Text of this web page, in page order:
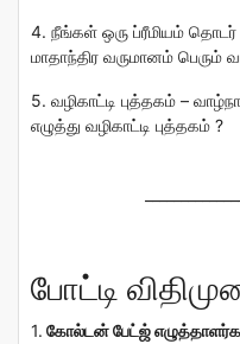
4. நீங்கள் ஒரு ப்ரீமியம் தொடர்
மாதாந்திர வருமானம் பெரும்
5. வழிகாட்டி புத்தகம் –
எழுத்து வழிகாட்டி புத்தகம் ?
போட்டி
1. கோல்டன் பேட்ஜ்